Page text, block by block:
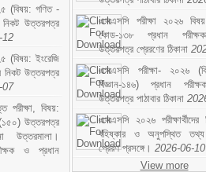
(বিষয়: গণিত -
নিকট উত্তরপত্র
12
(বিষয়: ইংরেজি
নিকট উত্তরপত্র
07
পরীক্ষা, বিষয়:
(১৫০) উত্তরপত্র
উত্তরমালা।
ও প্রধান
এসএসসি পরীক্ষা ২০২৬
কোড-১৩৮ প্রধান
উত্তরপত্র প্রেরণের ঠিকানা
এসএসসি পরীক্ষা- ২০২৬
বিজ্ঞান-১৪৬) প্রধান
উত্তরপত্র পাঠাবার ঠিকানা
এসএসসি ২০২৬ পরীক্ষার্থীদের
বহিষ্কার ও অনুপস্থিত
প্রেরণ প্রসঙ্গে। 2026-06-10
View more